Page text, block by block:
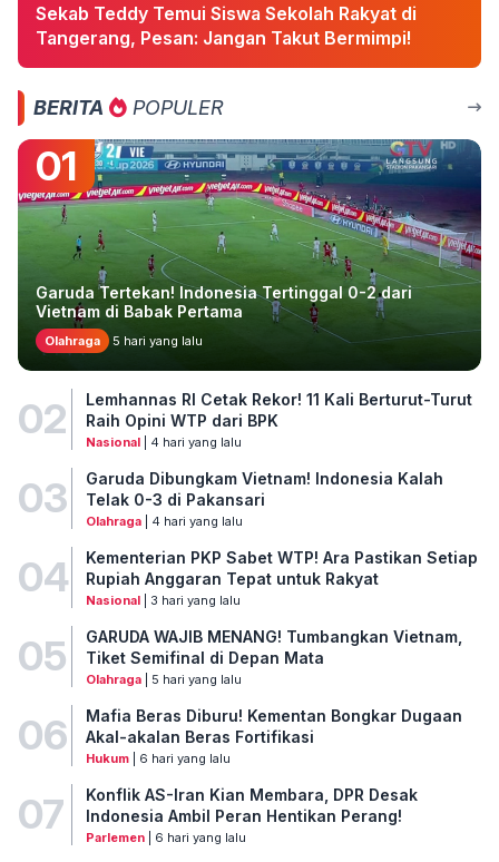
Sekab Teddy Temui Siswa Sekolah Rakyat di
Tangerang, Pesan: Jangan Takut Bermimpi!
BERITA POPULER
01
Garuda Tertekan! Indonesia Tertinggal 0-2 dari
Vietnam di Babak Pertama
Olahraga 5 hari yang lalu
02
Lemhannas RI Cetak Rekor! 11 Kali Berturut-Turut
Raih Opini WTP dari BPK
Nasional| 4 hari yang lalu
03
Garuda Dibungkam Vietnam! Indonesia Kalah
Telak 0-3 di Pakansari
Olahraga| 4 hari yang lalu
04
Kementerian PKP Sabet WTP! Ara Pastikan Setiap
Rupiah Anggaran Tepat untuk Rakyat
Nasional| 3 hari yang lalu
05
GARUDA WAJIB MENANG! Tumbangkan Vietnam,
Tiket Semifinal di Depan Mata
Olahraga| 5 hari yang lalu
06
Mafia Beras Diburu! Kementan Bongkar Dugaan
Akal-akalan Beras Fortifikasi
Hukum| 6 hari yang lalu
07
Konflik AS-Iran Kian Membara, DPR Desak
Indonesia Ambil Peran Hentikan Perang!
Parlemen| 6 hari yang lalu